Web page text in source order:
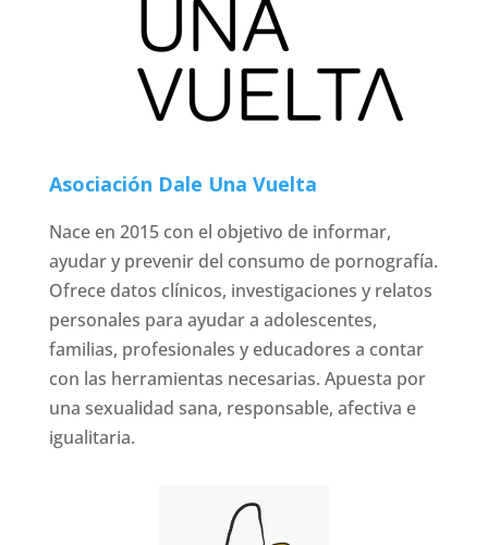
Asociación Dale Una Vuelta
Nace en 2015 con el objetivo de informar,
ayudar y prevenir del consumo de pornografía.
Ofrece datos clínicos, investigaciones y relatos
personales para ayudar a adolescentes,
familias, profesionales y educadores a contar
con las herramientas necesarias. Apuesta por
una sexualidad sana, responsable, afectiva e
igualitaria.